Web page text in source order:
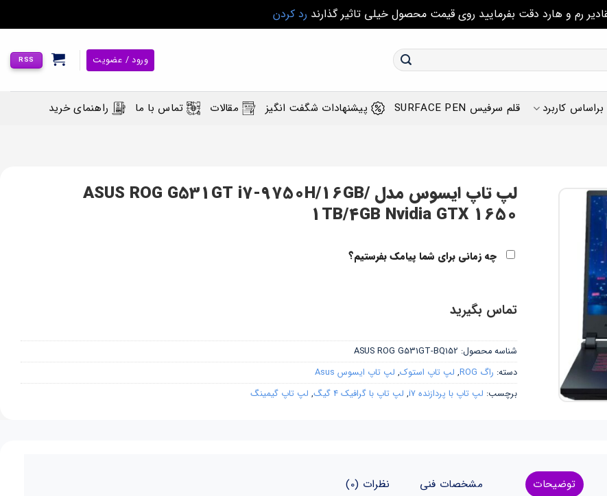
رم و هارد دقت بفرمایید روی قیمت محصول خیلی تاثیر گذارند رد کردن
ورود / عضویت RSS
براساس کاربرد قلم سرفیس SURFACE PEN پیشنهادات شگفت انگیز مقالات تماس با ما راهنمای خرید
لپ تاپ ایسوس مدل ASUS ROG G531GT i7-9750H/16GB/
1TB/4GB Nvidia GTX 1650
چه زمانی برای شما پیامک بفرستیم؟
تماس بگیرید
شناسه محصول: ASUS ROG G531GT-BQ152
دسته: راگ ROG , لپ تاپ استوک, لپ تاپ ایسوس Asus
برچسب: لپ تاپ با پردازنده i7 , لپ تاپ با گرافیک 4 گیگ , لپ تاپ گیمینگ
توضیحات مشخصات فنی نظرات (0)